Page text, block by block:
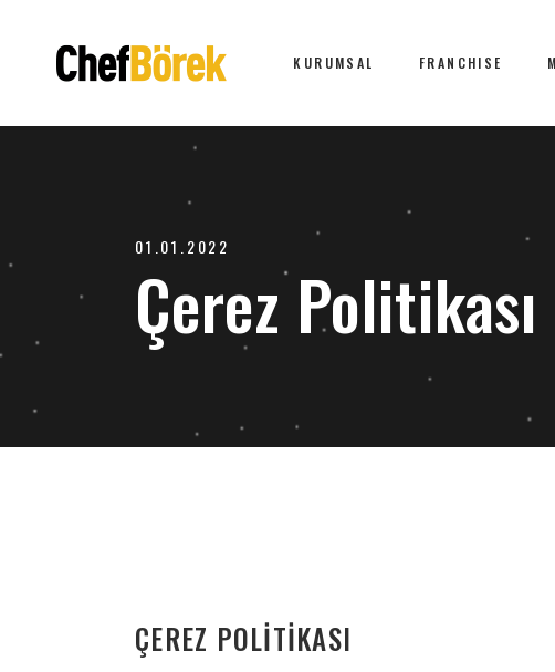
KURUMSAL FRANCHISE
01.01.2022
Çerez Politikası
ÇEREZ POLİTİKASI